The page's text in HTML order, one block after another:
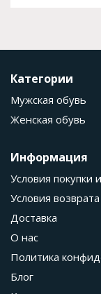
Категории
Мужская обувь
Женская обувь
Информация
Условия покупки
Условия
Доставка
О нас
Политика
Блог